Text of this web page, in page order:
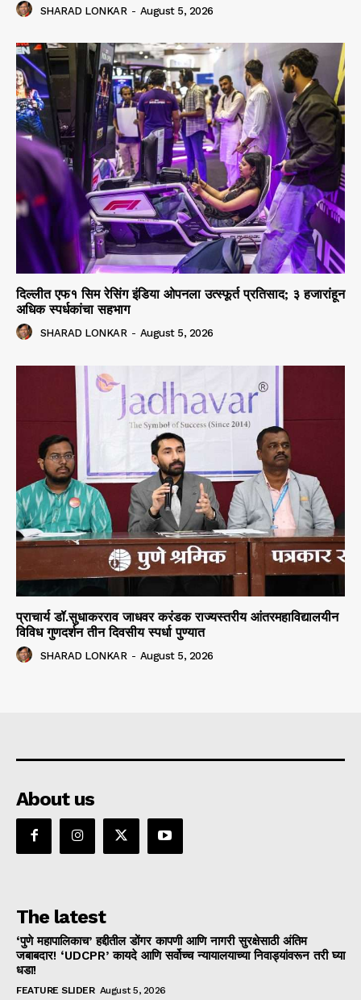
SHARAD LONKAR - August 5, 2026
दिल्लीत एफ१ सिम रेसिंग इंडिया ओपनला उत्स्फूर्त प्रतिसाद; ३ हजारांहून
अधिक स्पर्धकांचा सहभाग
SHARAD LONKAR - August 5, 2026
प्राचार्य डॉ.सुधाकरराव जाधवर करंडक राज्यस्तरीय आंतरमहाविद्यालयीन
विविध गुणदर्शन तीन दिवसीय स्पर्धा पुण्यात
SHARAD LONKAR - August 5, 2026
About us
The latest
‘पुणे महापालिकाच’ हद्दीतील डोंगर कापणी आणि नागरी सुरक्षेसाठी अंतिम
जबाबदार! ‘UDCPR’ कायदे आणि सर्वोच्च न्यायालयाच्या निवाड्यांवरून तरी घ्या
धडा!
FEATURE SLIDER August 5, 2026